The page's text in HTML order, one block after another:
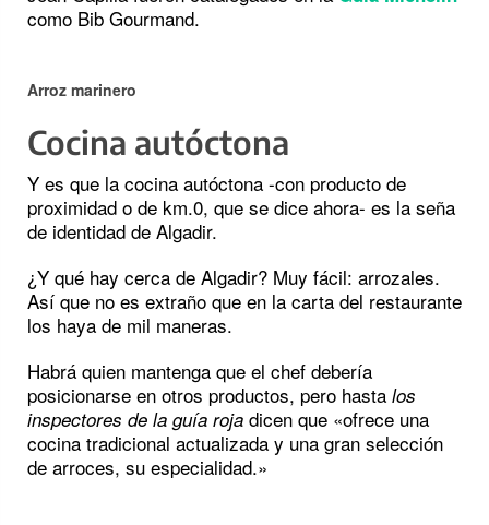
como Bib Gourmand.
Arroz marinero
Cocina autóctona
Y es que la cocina autóctona -con producto de
proximidad o de km.0, que se dice ahora- es la seña
de identidad de Algadir.
¿Y qué hay cerca de Algadir? Muy fácil: arrozales.
Así que no es extraño que en la carta del restaurante
los haya de mil maneras.
Habrá quien mantenga que el chef debería
posicionarse en otros productos, pero hasta los
inspectores de la guía roja dicen que «ofrece una
cocina tradicional actualizada y una gran selección
de arroces, su especialidad.»